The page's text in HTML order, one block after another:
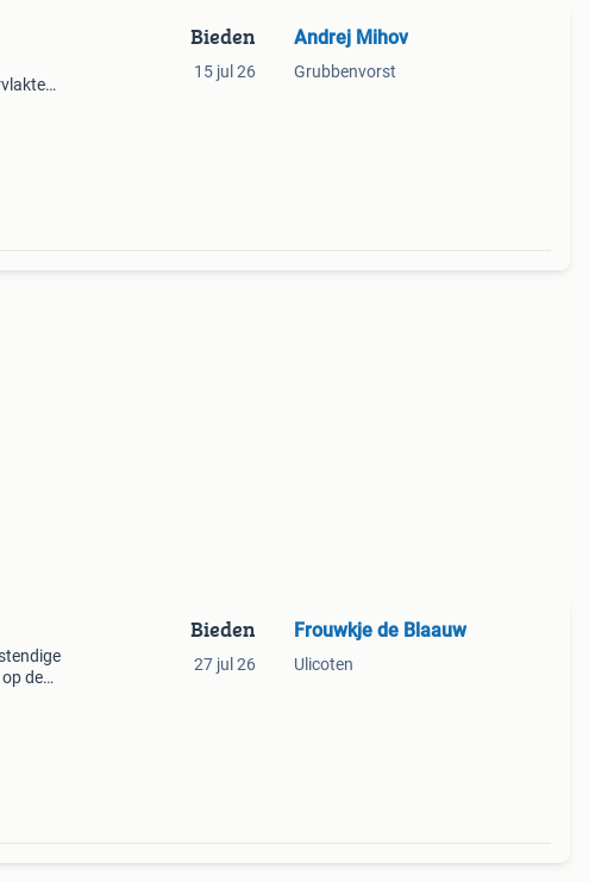
Bieden
15 jul 26
Andrej Mihov
Grubbenvorst
de
Bieden
27 jul 26
Frouwkje de Blaauw
Ulicoten